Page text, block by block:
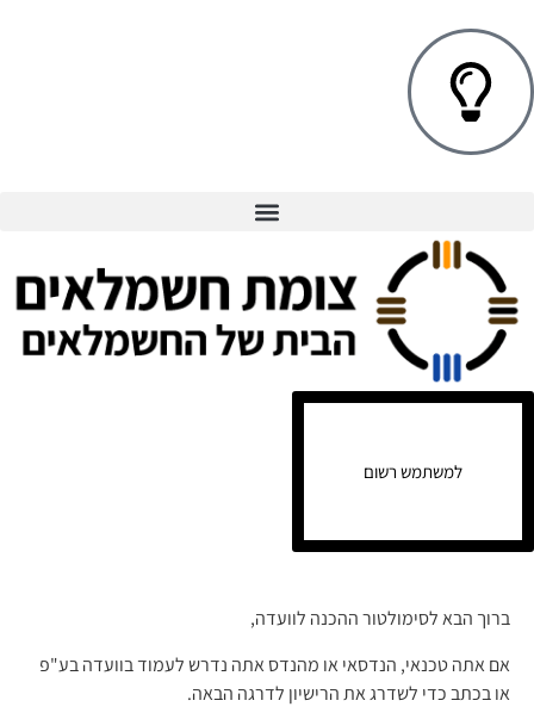
למשתמש רשום
ברוך הבא לסימולטור ההכנה לוועדה,
אם אתה טכנאי, הנדסאי או מהנדס אתה נדרש לעמוד בוועדה בע"פ
או בכתב כדי לשדרג את הרישיון לדרגה הבאה.